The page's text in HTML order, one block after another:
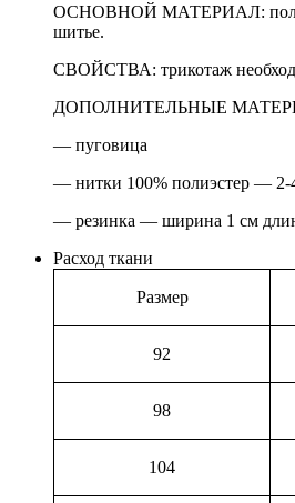
ОСНОВНОЙ МАТЕРИАЛ: полочка
шитье.
СВОЙСТВА: трикотаж
ДОПОЛНИТЕЛЬНЫЕ
— пуговица
— нитки 100% полиэстер — 2-
— резинка — ширина 1 см
Расход ткани
Размер
92
98
104